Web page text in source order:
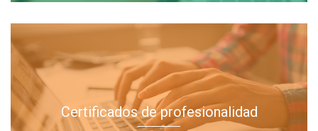
Certificados de profesionalidad